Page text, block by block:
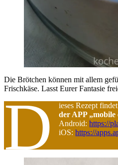
Die Brötchen können mit allem
Frischkäse. Lasst Eurer Fantasie
D ieses Rezept
der APP
Android:https://
iOS:https://